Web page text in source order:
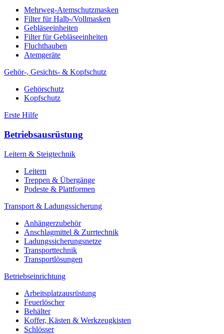
Mehrweg-Atemschutzmasken
Filter für Halb-/Vollmasken
Gebläseeinheiten
Filter für Gebläseeinheiten
Fluchthauben
Atemgeräte
Gehör-, Gesichts- & Kopfschutz
Gehörschutz
Kopfschutz
Erste Hilfe
Betriebsausrüstung
Leitern & Steigtechnik
Leitern
Treppen & Übergänge
Podeste & Plattformen
Transport & Ladungssicherung
Anhängerzubehör
Anschlagmittel & Zurrtechnik
Ladungssicherungsnetze
Transporttechnik
Transportlösungen
Betriebseinrichtung
Arbeitsplatzausrüstung
Feuerlöscher
Behälter
Koffer, Kästen & Werkzeugkisten
Schlösser